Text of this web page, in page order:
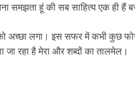
समझता हूं की सब साहित्य एक ही हैं
अच्छा लगा। इस सफर में कभी कुछ
रहा है मेरा और शब्दों का तालमेल।